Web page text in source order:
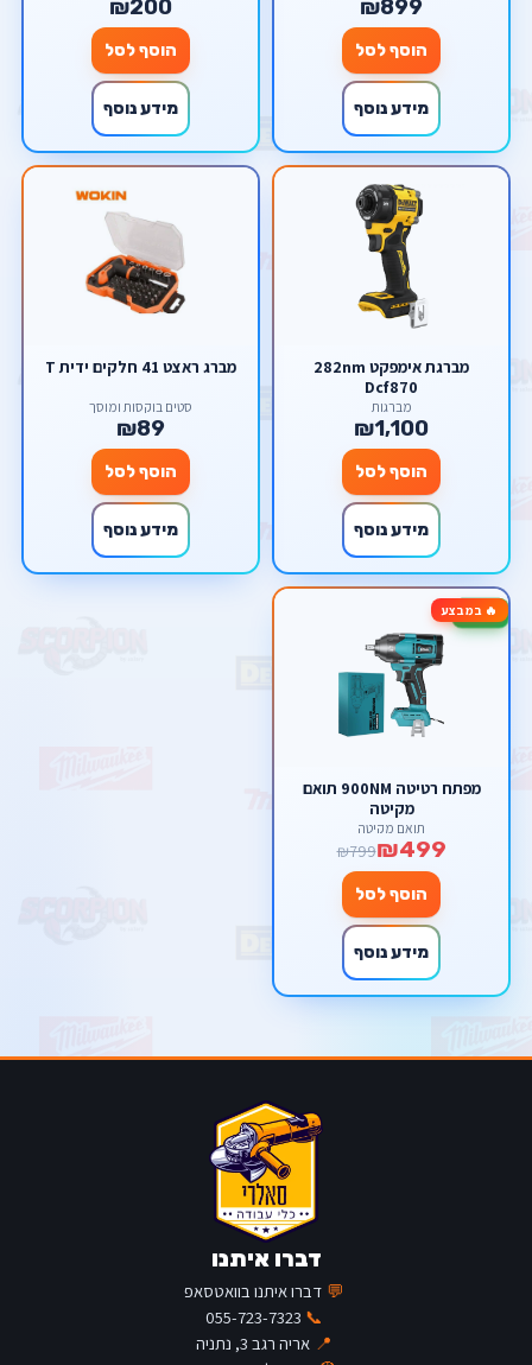
₪899
הוסף לסל
מידע נוסף
₪200
הוסף לסל
מידע נוסף
מברגת אימפקט 282nm
Dcf870
מברגות
₪1,100
הוסף לסל
מידע נוסף
מברג ראצט 41 חלקים ידית T
סטים בוקסות ומוסך
₪89
הוסף לסל
מידע נוסף
🔥 במבצע-38%
מפתח רטיטה 900NM תואם
מקיטה
תואם מקיטה
₪499
₪799
הוסף לסל
מידע נוסף
דברו איתנו
💬 דברו איתנו בוואטסאפ
📞
055-723-7323
📍 אריה רגב 3, נתניה